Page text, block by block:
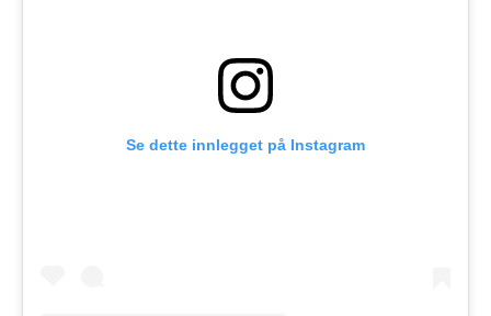
Se dette innlegget på Instagram